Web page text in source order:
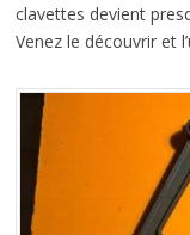
clavettes devient
Venez le découvrir et